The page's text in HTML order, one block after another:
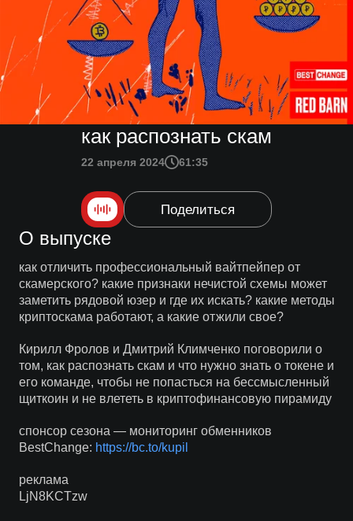
как распознать скам
22 апреля 2024 61:35
Поделиться
О выпуске
как отличить профессиональный вайтпейпер от
скамерского? какие признаки нечистой схемы может
заметить рядовой юзер и где их искать? какие методы
криптоскама работают, а какие отжили свое?
Кирилл Фролов и Дмитрий Климченко поговорили о
том, как распознать скам и что нужно знать о токене и
его команде, чтобы не попасться на бессмысленный
щиткоин и не влететь в криптофинансовую пирамиду
спонсор сезона — мониторинг обменников
BestChange: https://bc.to/kupil
реклама
LjN8KCTzw